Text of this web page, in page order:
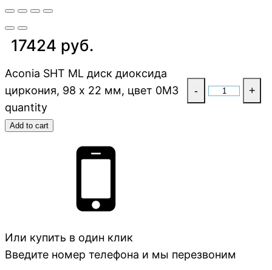
17424 руб.
Aconia SHT ML диск диоксида
циркония, 98 x 22 мм, цвет 0M3
quantity
- +
Add to cart
Или купить в один клик
Введите номер телефона и мы перезвоним